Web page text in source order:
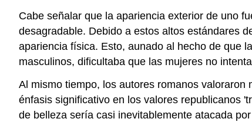
Cabe señalar que la apariencia exterior de uno
desagradable. Debido a estos altos estándares
apariencia física. Esto, aunado al hecho de que
masculinos, dificultaba que las mujeres no
Al mismo tiempo, los autores romanos
énfasis significativo en los valores republicanos
de belleza sería casi inevitablemente atacada